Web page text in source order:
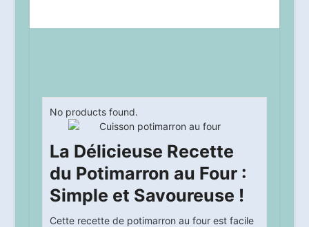
No products found.
La Délicieuse Recette
du Potimarron au Four :
Simple et Savoureuse !
Cette recette de potimarron au four est facile